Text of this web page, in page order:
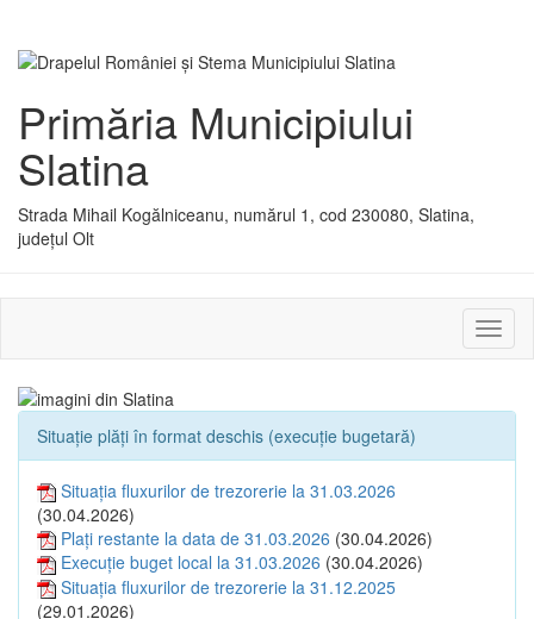
Primăria Municipiului
Slatina
Strada Mihail Kogălniceanu, numărul 1, cod 230080, Slatina,
județul Olt
sau
Situație plăți în format deschis (execuție bugetară)
Situația fluxurilor de trezorerie la 31.03.2026
(30.04.2026)
Plați restante la data de 31.03.2026 (30.04.2026)
Execuție buget local la 31.03.2026 (30.04.2026)
Situația fluxurilor de trezorerie la 31.12.2025
(29.01.2026)